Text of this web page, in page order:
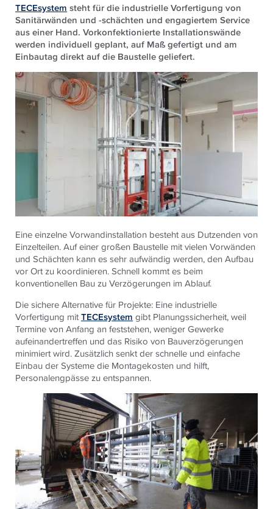
TECEsystem steht für die industrielle Vorfertigung von
Sanitärwänden und -schächten und engagiertem Service
aus einer Hand. Vorkonfektionierte Installationswände
werden individuell geplant, auf Maß gefertigt und am
Einbautag direkt auf die Baustelle geliefert.
Eine einzelne Vorwandinstallation besteht aus Dutzenden von
Einzelteilen. Auf einer großen Baustelle mit vielen Vorwänden
und Schächten kann es sehr aufwändig werden, den Aufbau
vor Ort zu koordinieren. Schnell kommt es beim
konventionellen Bau zu Verzögerungen im Ablauf.
Die sichere Alternative für Projekte: Eine industrielle
Vorfertigung mitTECEsystem gibt Planungssicherheit, weil
Termine von Anfang an feststehen, weniger Gewerke
aufeinandertreffen und das Risiko von Bauverzögerungen
minimiert wird. Zusätzlich senkt der schnelle und einfache
Einbau der Systeme die Montagekosten und hilft,
Personalengpässe zu entspannen.